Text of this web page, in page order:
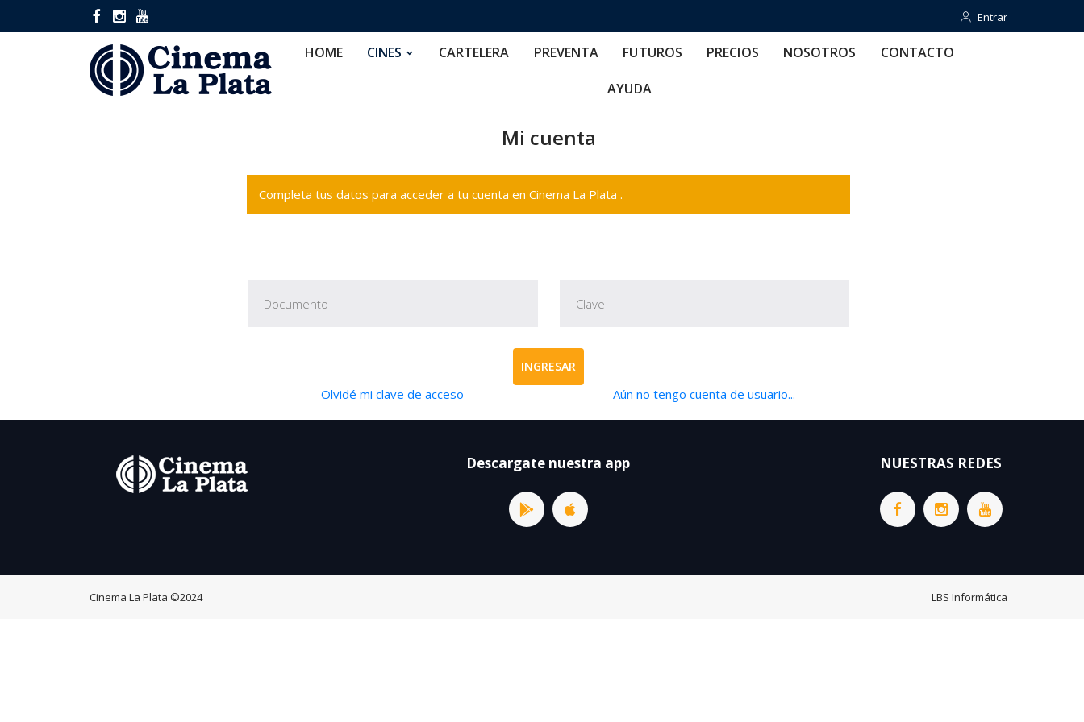
Entrar
Entrar
HOME CINES CARTELERA PREVENTA FUTUROS PRECIOS NOSOTROS CONTACTO
AYUDA
Mi cuenta
Completa tus datos para acceder a tu cuenta en Cinema La Plata .
INGRESAR
Olvidé mi clave de acceso Aún no tengo cuenta de usuario...
Descargate nuestra app NUESTRAS REDES
Cinema La Plata ©2024 LBS Informática